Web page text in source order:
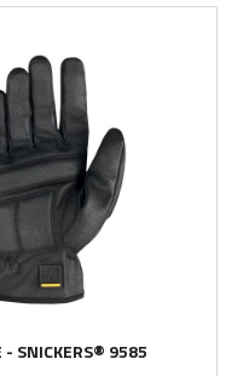
- SNICKERS® 9585